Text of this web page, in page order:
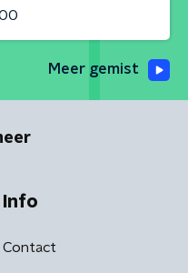
Meer gemist
Info
Contact